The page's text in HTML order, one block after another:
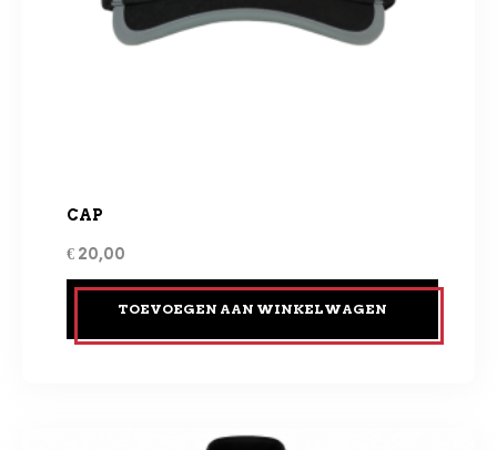
CAP
€ 20,00
TOEVOEGEN AAN WINKELWAGEN